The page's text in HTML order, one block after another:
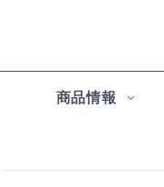
商品情報